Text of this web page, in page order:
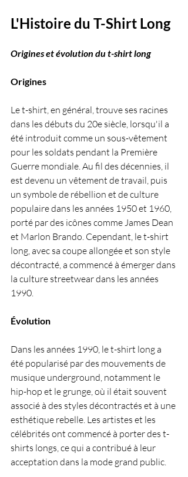
L'Histoire du T-Shirt Long
Origines et évolution du t-shirt long
Origines
Le t-shirt, en général, trouve ses racines
dans les débuts du 20e siècle, lorsqu'il a
été introduit comme un sous-vêtement
pour les soldats pendant la Première
Guerre mondiale. Au fil des décennies, il
est devenu un vêtement de travail, puis
un symbole de rébellion et de culture
populaire dans les années 1950 et 1960,
porté par des icônes comme James Dean
et Marlon Brando. Cependant, le t-shirt
long, avec sa coupe allongée et son style
décontracté, a commencé à émerger dans
la culture streetwear dans les années
1990.
Évolution
Dans les années 1990, le t-shirt long a
été popularisé par des mouvements de
musique underground, notamment le
hip-hop et le grunge, où il était souvent
associé à des styles décontractés et à une
esthétique rebelle. Les artistes et les
célébrités ont commencé à porter des t-
shirts longs, ce qui a contribué à leur
acceptation dans la mode grand public.